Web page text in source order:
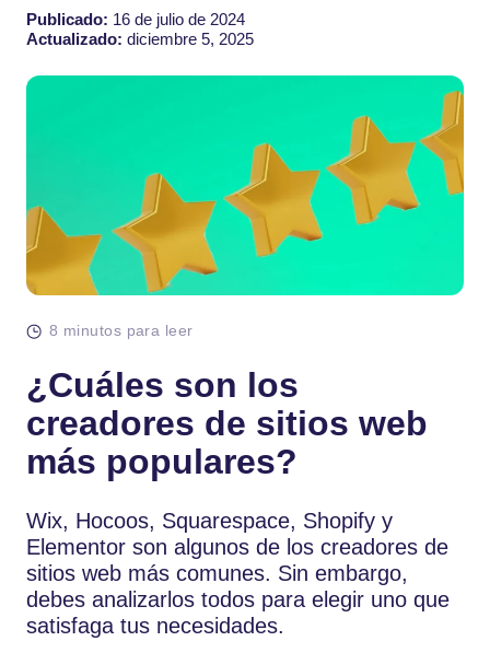
Publicado: 16 de julio de 2024
Actualizado: diciembre 5, 2025
8 minutos para leer
¿Cuáles son los
creadores de sitios web
más populares?
Wix, Hocoos, Squarespace, Shopify y
Elementor son algunos de los creadores de
sitios web más comunes. Sin embargo,
debes analizarlos todos para elegir uno que
satisfaga tus necesidades.